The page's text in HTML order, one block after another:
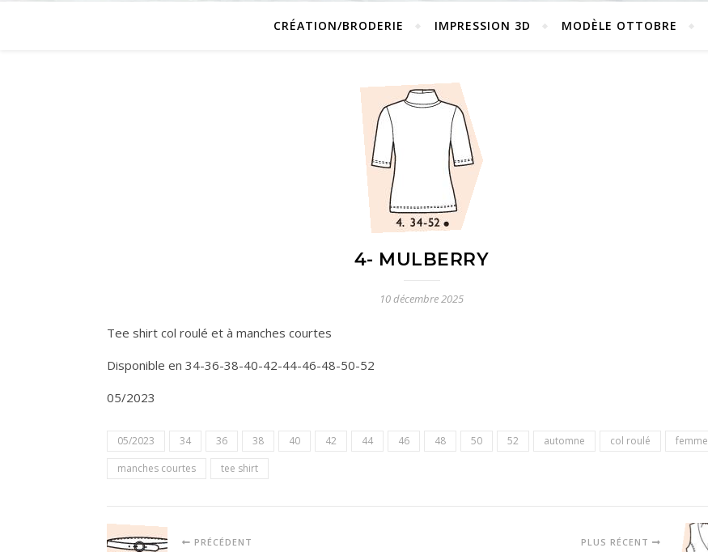
CRÉATION/BRODERIE IMPRESSION 3D MODÈLE OTTOBRE
4- MULBERRY
10 décembre 2025
Tee shirt col roulé et à manches courtes
Disponible en 34-36-38-40-42-44-46-48-50-52
05/2023
05/2023 34 36 38 40 42 44 46 48 50 52 automne col roulé
femme
manches courtes
tee shirt
PRÉCÉDENT PLUS RÉCENT